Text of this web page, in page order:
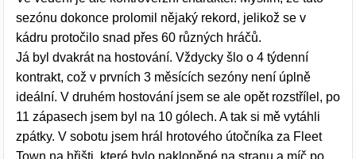
sezónu dokonce prolomil nějaký rekord, jelikož se v
kádru protočilo snad přes 60 různých hráčů.
Já byl dvakrát na hostování. Vždycky šlo o 4 týdenní
kontrakt, což v prvních 3 měsících sezóny není úplně
ideální. V druhém hostování jsem se ale opět rozstřílel, po
11 zápasech jsem byl na 10 gólech. A tak si mě vytáhli
zpátky. V sobotu jsem hrál hrotového útočníka za Fleet